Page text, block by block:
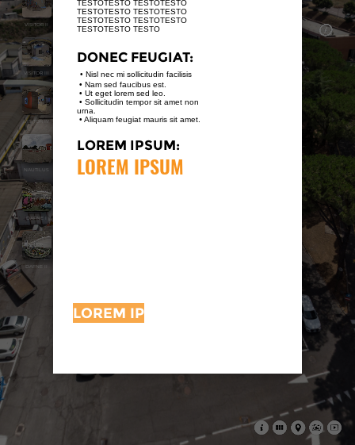
VISITOR II
VISITOR III
VISITOR IV
NAUTILUS
DAFNE I
DAFNE II
DAFNE III
TESTOTESTO TESTOTESTO
TESTOTESTO TESTOTESTO
TESTOTESTO TESTOTESTO
TESTOTESTO TESTO
DONEC FEUGIAT:
• Nisl nec mi sollicitudin facilisis
• Nam sed faucibus est.
• Ut eget lorem sed leo.
urna.
• Aliquam feugiat mauris sit amet.
LOREM IPSUM:
LOREM IPSUM
LOREM IPSUM